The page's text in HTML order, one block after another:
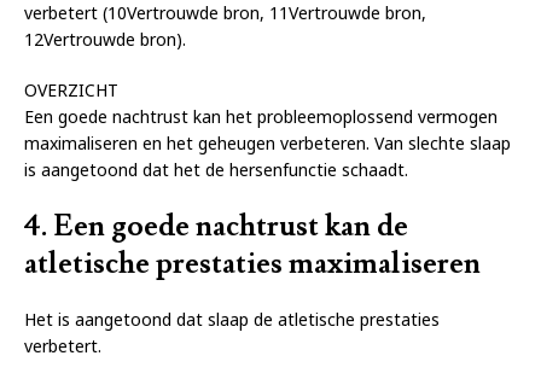
verbetert (10Vertrouwde bron, 11Vertrouwde bron,
12Vertrouwde bron).
OVERZICHT
Een goede nachtrust kan het probleemoplossend vermogen
maximaliseren en het geheugen verbeteren. Van slechte slaap
is aangetoond dat het de hersenfunctie schaadt.
4. Een goede nachtrust kan de
atletische prestaties maximaliseren
Het is aangetoond dat slaap de atletische prestaties
verbetert.